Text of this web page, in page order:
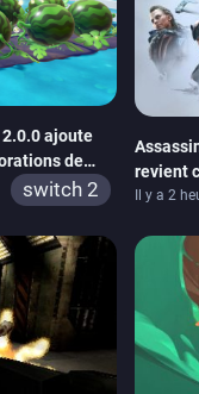
ajoute
de
switch 2
revient
de la
Il y a 2